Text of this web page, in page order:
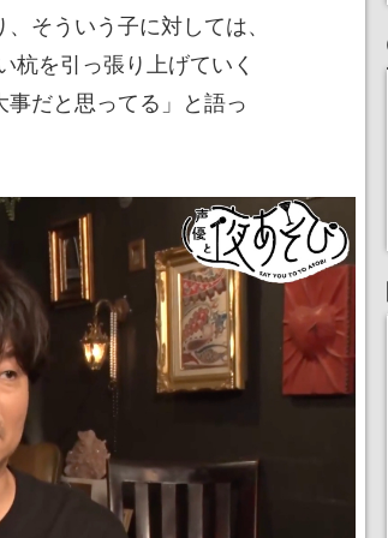
そういう子に対しては、
杭を引っ張り上げていく
事だと思ってる」と語っ